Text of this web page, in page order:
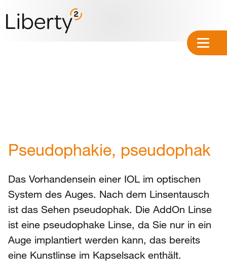
Pseudophakie, pseudophak
Das Vorhandensein einer IOL im optischen
System des Auges. Nach dem Linsentausch
ist das Sehen pseudophak. Die AddOn Linse
ist eine pseudophake Linse, da Sie nur in ein
Auge implantiert werden kann, das bereits
eine Kunstlinse im Kapselsack enthält.